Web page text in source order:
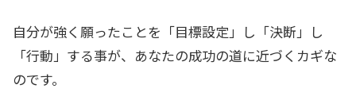
自分が強く願ったことを「目標設定」し「決断」し
「行動」する事が、あなたの成功の道に近づくカギな
のです。